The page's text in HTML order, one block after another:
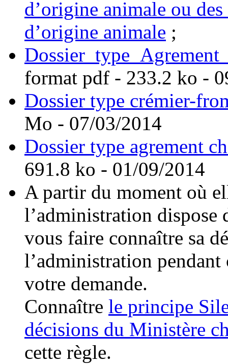
d’origine animale ou
d’origine animale ;
format pdf - 233.2 ko -
Dossier type crémier-
Mo - 07/03/2014
Dossier type agrement
691.8 ko - 01/09/2014
A partir du moment où
l’administration dispose
vous faire connaître sa
l’administration
votre demande.
Connaître le principe
décisions du Ministère
cette règle.